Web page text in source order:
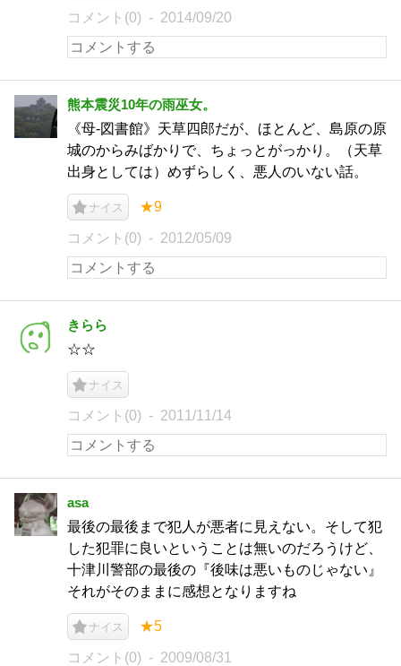
コメント(0) 2014/09/20
熊本震災10年の雨巫女。
《母‐図書館》天草四郎だが、ほとんど、島原の原
城のからみばかりで、ちょっとがっかり。（天草
出身としては）めずらしく、悪人のいない話。
ナイス ★9
コメント(0) 2012/05/09
きらら
☆☆
ナイス
コメント(0) 2011/11/14
asa
最後の最後まで犯人が悪者に見えない。そして犯
した犯罪に良いということは無いのだろうけど、
十津川警部の最後の『後味は悪いものじゃない』
それがそのままに感想となりますね
ナイス ★5
コメント(0) 2009/08/31